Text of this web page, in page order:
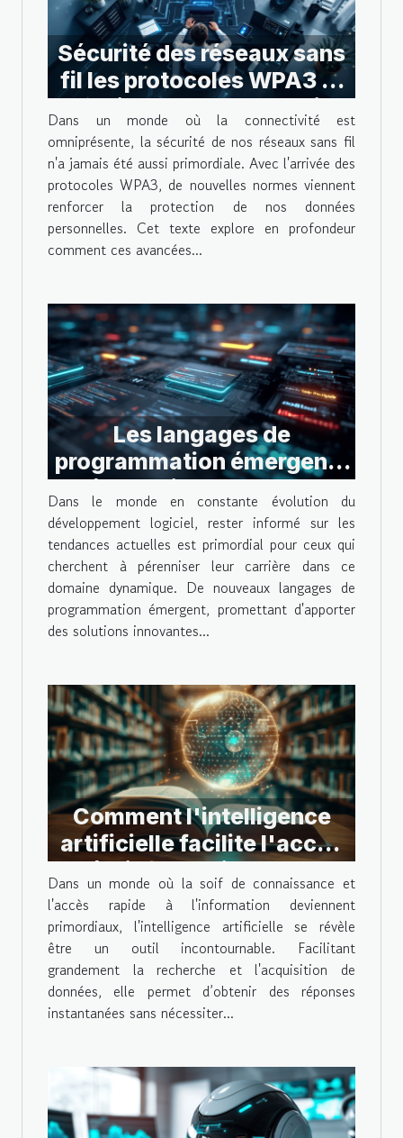
Sécurité des réseaux sans
fil les protocoles WPA3 et
leur impact sur votre vie
privée
Dans un monde où la connectivité est
omniprésente, la sécurité de nos réseaux sans fil
n'a jamais été aussi primordiale. Avec l'arrivée des
protocoles WPA3, de nouvelles normes viennent
renforcer la protection de nos données
personnelles. Cet texte explore en profondeur
comment ces avancées...
Les langages de
programmation émergents
à surveiller pour une
carrière en développement
logiciel
Dans le monde en constante évolution du
développement logiciel, rester informé sur les
tendances actuelles est primordial pour ceux qui
cherchent à pérenniser leur carrière dans ce
domaine dynamique. De nouveaux langages de
programmation émergent, promettant d'apporter
des solutions innovantes...
Comment l'intelligence
artificielle facilite l'accès
à l'information sans
inscription
Dans un monde où la soif de connaissance et
l'accès rapide à l'information deviennent
primordiaux, l'intelligence artificielle se révèle
être un outil incontournable. Facilitant
grandement la recherche et l'acquisition de
données, elle permet d’obtenir des réponses
instantanées sans nécessiter...